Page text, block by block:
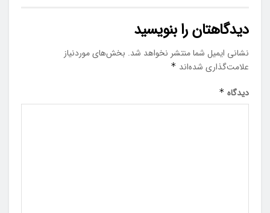
دیدگاهتان را بنویسید
نشانی ایمیل شما منتشر نخواهد شد. بخش‌های موردنیاز
علامت‌گذاری شده‌اند *
دیدگاه *